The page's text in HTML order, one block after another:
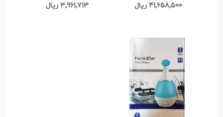
d247
41,658,500 ریال 3,961,713 ریال